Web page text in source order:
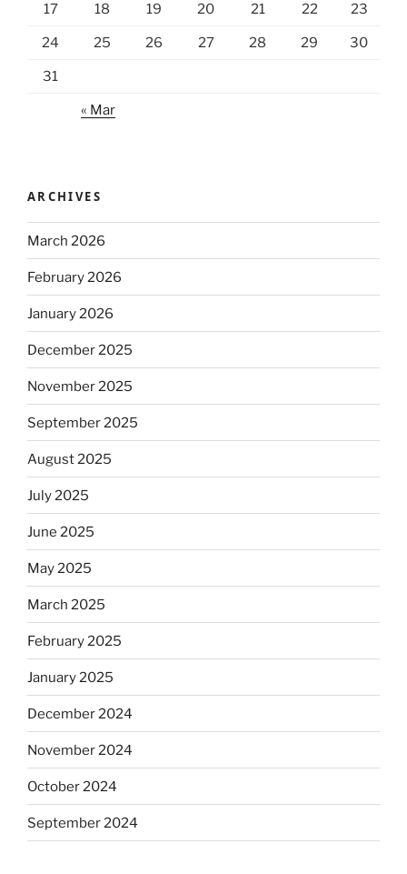
17 18 19 20 21 22 23
24 25 26 27 28 29 30
31
« Mar
ARCHIVES
March 2026
February 2026
January 2026
December 2025
November 2025
September 2025
August 2025
July 2025
June 2025
May 2025
March 2025
February 2025
January 2025
December 2024
November 2024
October 2024
September 2024